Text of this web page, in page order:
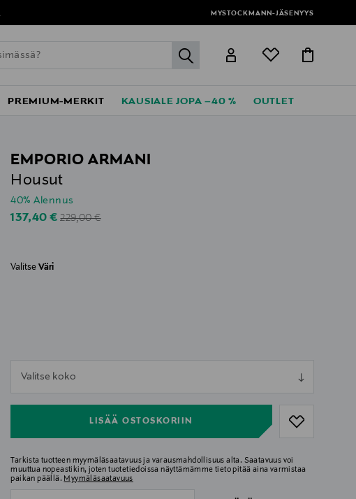
MYSTOCKMANN-JÄSENYYS
label.header.go
PREMIUM-MERKIT KAUSIALE JOPA –40 % OUTLET
EMPORIO ARMANI
Housut
40% Alennus
Discounted Price
137,40 €Original Price
229,00 €
ValitseVäri
Valitse koko
LISÄÄ OSTOSKORIIN
Tarkista tuotteen myymäläsaatavuus ja varausmahdollisuus alta. Saatavuus voi
muuttua nopeastikin, joten tuotetiedoissa näyttämämme tieto pitää aina varmistaa
paikan päällä. Myymäläsaatavuus